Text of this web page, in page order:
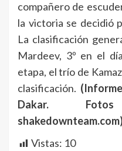
compañero de
la victoria se decidió
La clasificación
Mardeev, 3º en el
etapa, el trío de
clasificación.
Dakar.
Vistas: 10